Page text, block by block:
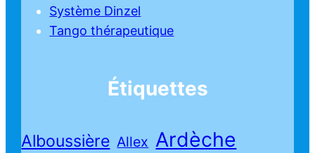
Système Dinzel
Tango thérapeutique
Étiquettes
Alboussière Allex Ardèche